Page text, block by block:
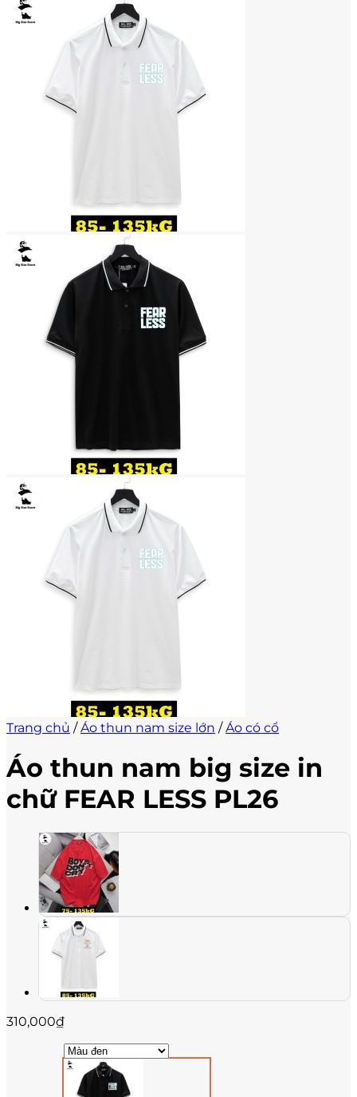
Trang chủ / Áo thun nam size lớn / Áo có cổ
Áo thun nam big size in
chữ FEAR LESS PL26
310,000₫